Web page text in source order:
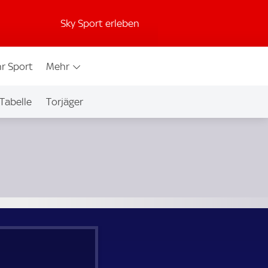
Sky Sport erleben
Sport Mehr
Torjäger